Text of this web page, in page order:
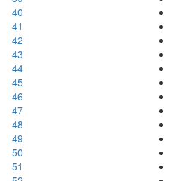
40
41
42
43
44
45
46
47
48
49
50
51